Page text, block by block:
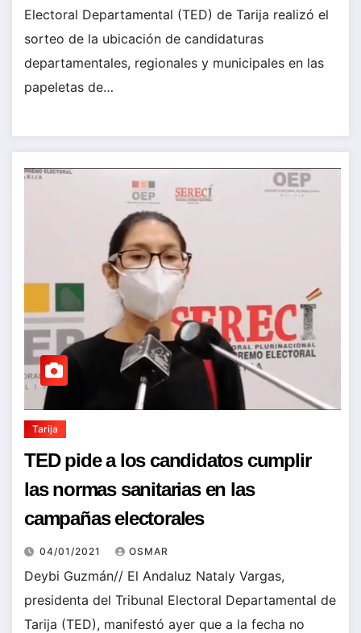
Electoral Departamental (TED) de Tarija realizó el
sorteo de la ubicación de candidaturas
departamentales, regionales y municipales en las
papeletas de…
Tarija
TED pide a los candidatos cumplir
las normas sanitarias en las
campañas electorales
04/01/2021 OSMAR
Deybi Guzmán// El Andaluz Nataly Vargas,
presidenta del Tribunal Electoral Departamental de
Tarija (TED), manifestó ayer que a la fecha no